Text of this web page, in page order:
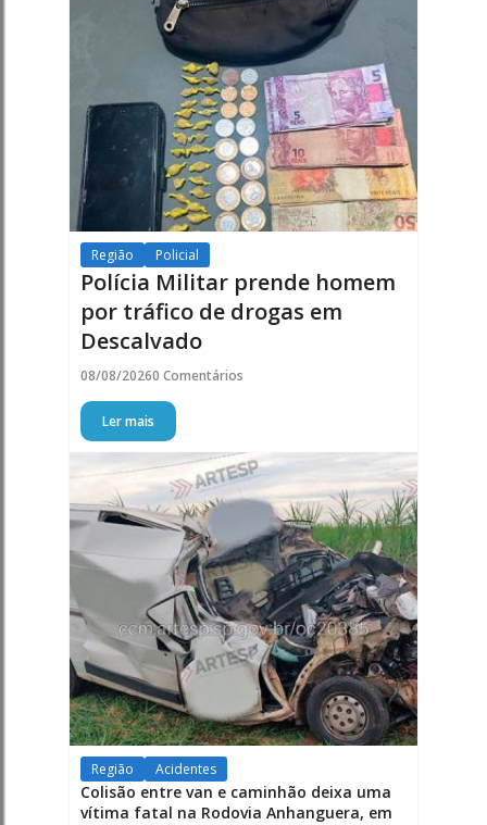
Região Policial
Polícia Militar prende homem
por tráfico de drogas em
Descalvado
08/08/20260 Comentários
Ler mais
Região Acidentes
Colisão entre van e caminhão deixa uma
vítima fatal na Rodovia Anhanguera, em